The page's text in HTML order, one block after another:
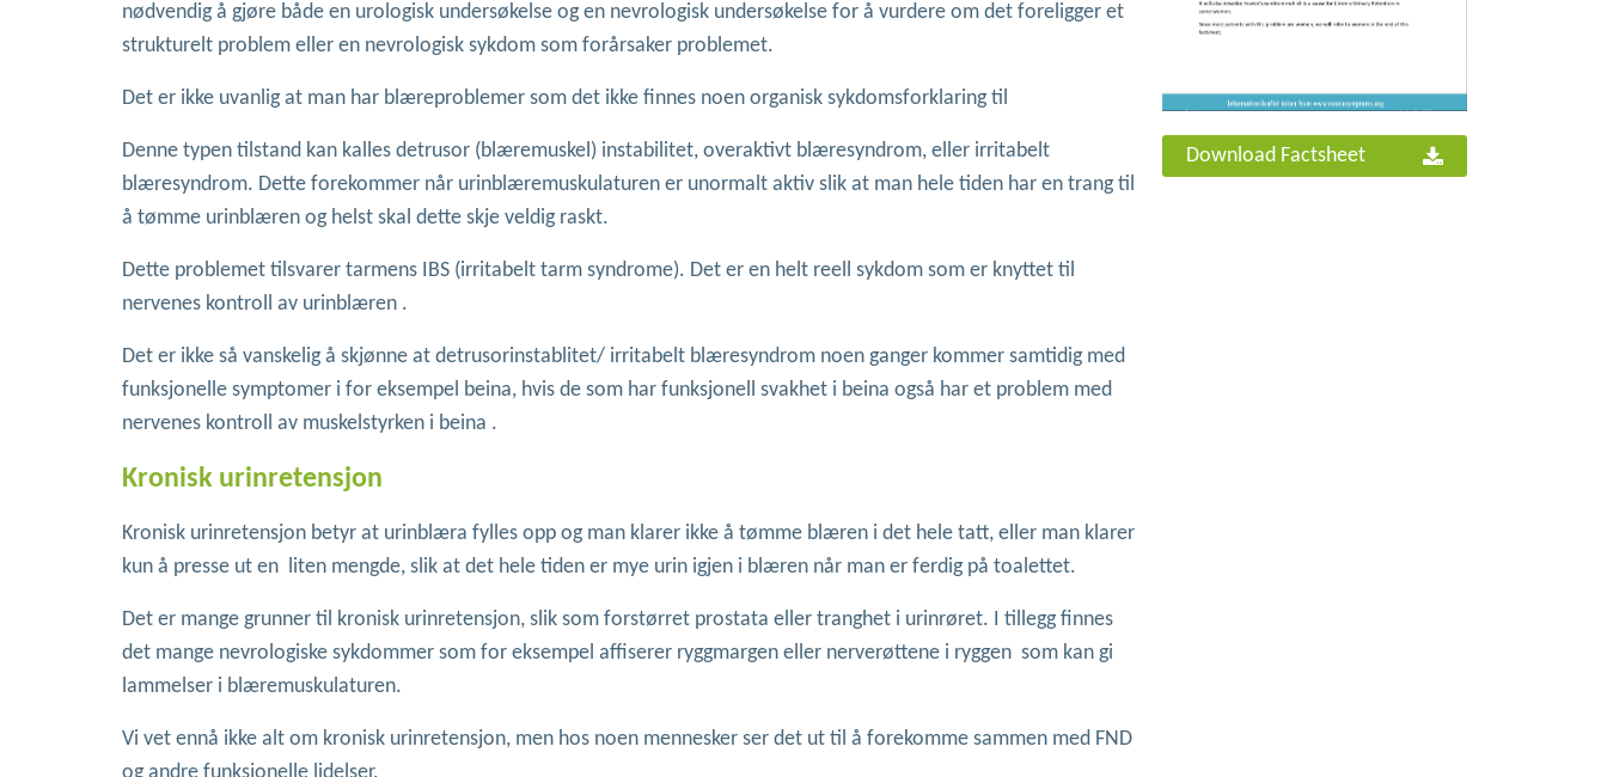
nødvendig å gjøre både en urologisk undersøkelse og en nevrologisk undersøkelse for å vurdere om det foreligger et
strukturelt problem eller en nevrologisk sykdom som forårsaker problemet.
Det er ikke uvanlig at man har blæreproblemer som det ikke finnes noen organisk sykdomsforklaring til
Denne typen tilstand kan kalles detrusor (blæremuskel) instabilitet, overaktivt blæresyndrom, eller irritabelt
blæresyndrom. Dette forekommer når urinblæremuskulaturen er unormalt aktiv slik at man hele tiden har en trang til
å tømme urinblæren og helst skal dette skje veldig raskt.
Dette problemet tilsvarer tarmens IBS (irritabelt tarm syndrome). Det er en helt reell sykdom som er knyttet til
nervenes kontroll av urinblæren .
Det er ikke så vanskelig å skjønne at detrusorinstablitet/ irritabelt blæresyndrom noen ganger kommer samtidig med
funksjonelle symptomer i for eksempel beina, hvis de som har funksjonell svakhet i beina også har et problem med
nervenes kontroll av muskelstyrken i beina .
Kronisk urinretensjon
Kronisk urinretensjon betyr at urinblæra fylles opp og man klarer ikke å tømme blæren i det hele tatt, eller man klarer
kun å presse ut en liten mengde, slik at det hele tiden er mye urin igjen i blæren når man er ferdig på toalettet.
Det er mange grunner til kronisk urinretensjon, slik som forstørret prostata eller tranghet i urinrøret. I tillegg finnes
det mange nevrologiske sykdommer som for eksempel affiserer ryggmargen eller nerverøttene i ryggen som kan gi
lammelser i blæremuskulaturen.
Vi vet ennå ikke alt om kronisk urinretensjon, men hos noen mennesker ser det ut til å forekomme sammen med FND
Download Factsheet